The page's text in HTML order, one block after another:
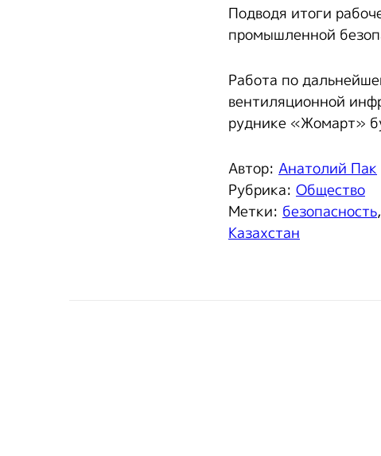
Подводя итоги
промышленной
Работа по
вентиляционной
руднике «Жомарт»
Автор: Анатолий Пак
Рубрика: Общество
Метки: безопасность,
Казахстан